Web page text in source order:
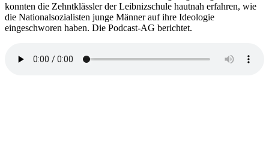
konnten die Zehntklässler der Leibnizschule hautnah erfahren, wie
die Nationalsozialisten junge Männer auf ihre Ideologie
eingeschworen haben. Die Podcast-AG berichtet.